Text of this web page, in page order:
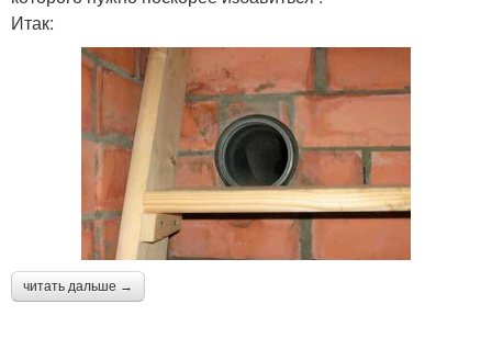
Итак:
читать дальше →